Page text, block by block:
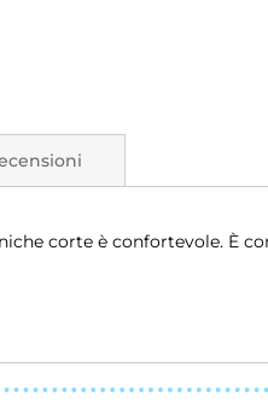
corte è confortevole. È